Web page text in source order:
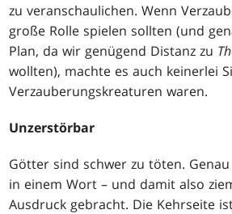
zu veranschaulichen. Wenn
große Rolle spielen sollten (und
Plan, da wir genügend Distanz zu
wollten), machte es auch keinerlei
Verzauberungskreaturen waren.
Unzerstörbar
Götter sind schwer zu töten.
in einem Wort – und damit also
Ausdruck gebracht. Die Kehrseite